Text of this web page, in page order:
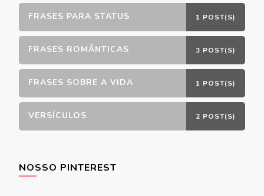
FRASES PARA STATUS 1 POST(S)
FRASES ROMÂNTICAS 3 POST(S)
FRASES SOBRE A VIDA 1 POST(S)
VERSÍCULOS 2 POST(S)
NOSSO PINTEREST